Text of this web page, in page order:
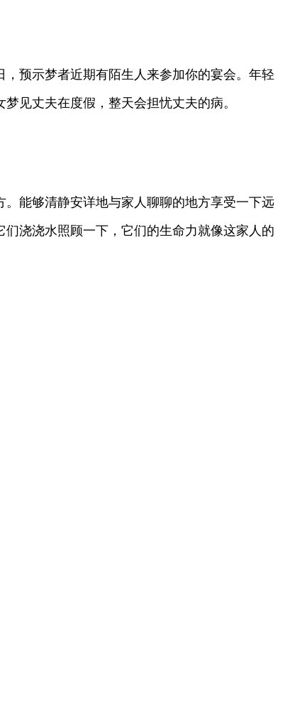
预示梦者近期有陌生人来参加你的宴会。年轻
见丈夫在度假，整天会担忧丈夫的病。
能够清静安详地与家人聊聊的地方享受一下远
浇浇水照顾一下，它们的生命力就像这家人的